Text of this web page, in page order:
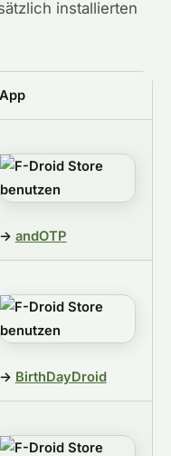
installierten
App
→ andOTP
→ BirthDayDroid